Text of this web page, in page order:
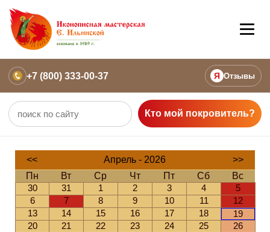
+7 (800) 333-00-37 Я Отзывы
Кто мой покровитель?
<< Апрель - 2026
>>
Пн
Вт Ср Чт Пт Сб
Вс
30
31 1 2 3 4
5
6
7 8 9 10 11
12
13
14 15 16 17 18
19
20
21 22 23 24 25
26